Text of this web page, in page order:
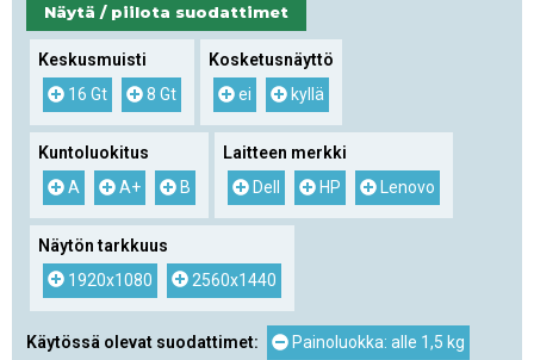
Näytä / piilota suodattimet
Keskusmuisti
16 Gt
8 Gt
Kosketusnäyttö
ei
kyllä
Kuntoluokitus
A
A+ B
Laitteen merkki
Dell
HP Lenovo
Näytön tarkkuus
1920x1080
2560x1440
Käytössä olevat suodattimet: Painoluokka: alle 1,5 kg